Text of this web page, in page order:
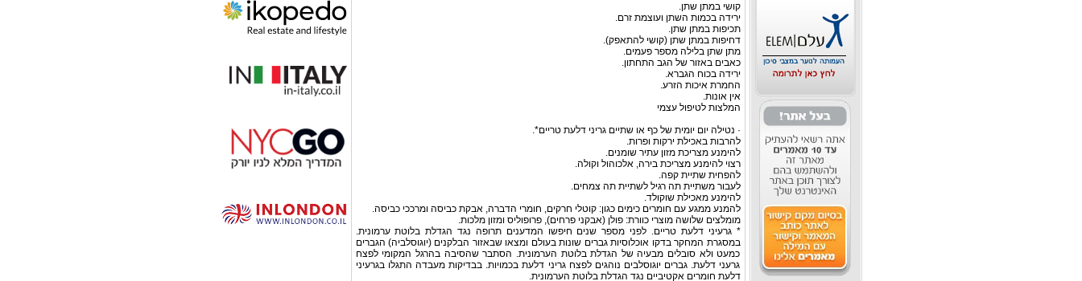
קושי במתן שתן.
ירידה בכמות השתן ועוצמת זרם.
תכיפות במתן שתן.
דחיפות במתן שתן (קושי להתאפק).
מתן שתן בלילה מספר פעמים.
כאבים באזור של הגב התחתון.
ירידה בכוח הגברא.
החמרת איכות הזרע.
אין אונות.
המלצות לטיפול עצמי
· נטילה יום יומית של כף או שתיים גריני דלעת טריים*.
להרבות באכילת ירקות ופרות.
להימנע מצריכת מזון עתיר שומנים.
רצוי להימנע מצריכת בירה, אלכוהול וקולה.
להפחית שתיית קפה.
לעבור משתיית תה רגיל לשתיית תה צמחים.
להימנע מאכילת שוקולד.
להמנע ממגע עם חומרים כימים כגון: קוטלי חרקים, חומרי הדברה, אבקת כביסה ומרככי כביסה.
מומלצים שלושה מוצרי כוורת: פולן (אבקני פרחים), פרופוליס ומזון מלכות.
* גרעיני דלעת טריים. לפני מספר שנים חיפשו המדענים תרופה נגד הגדלת בלוטת ערמונית.
במסגרת המחקר בדקו אוכלוסיות גברים שונות בעולם ומצאו שבאזור הבלקנים (יוגוסלביה) הגברים
כמעט ולא סובלים מבעיה של הגדלת בלוטת הערמונית. הסתבר שהסיבה בהרגל המקומי לפצח
גרעני דלעת. גברים יוגוסלבים נוהגים לפצח גריני דלעת בכמויות. בבדיקות מעבדה התגלו בגרעיני
דלעת חומרים אקטיביים נגד הגדלת בלוטת הערמונית.